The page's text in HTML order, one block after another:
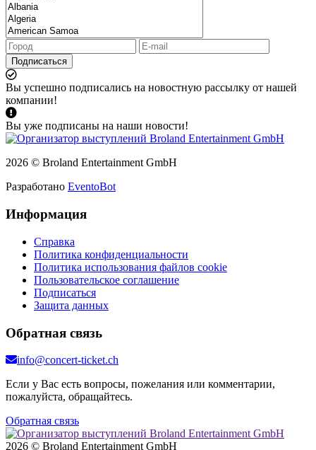
Подписаться
Вы успешно подписались на новостную рассылку от нашей
компании!
Вы уже подписаны на наши новости!
2026 © Broland Entertainment GmbH
Разработано EventoBot
Информация
Справка
Политика конфиденциальности
Политика использования файлов cookie
Пользовательское соглашение
Подписаться
Защита данных
Обратная связь
info@concert-ticket.ch
Если у Вас есть вопросы, пожелания или комментарии,
пожалуйста, обращайтесь.
Обратная связь
2026 © Broland Entertainment GmbH